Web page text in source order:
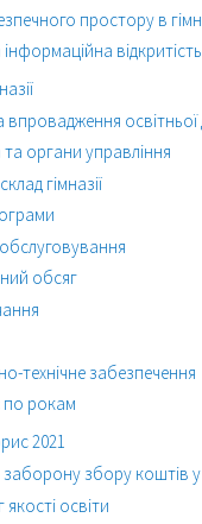
простору в
впровадження освітньої
органи управління
гімназії
обсяг
технічне забезпечення
рокам
2021
збору коштів у
якості освіти